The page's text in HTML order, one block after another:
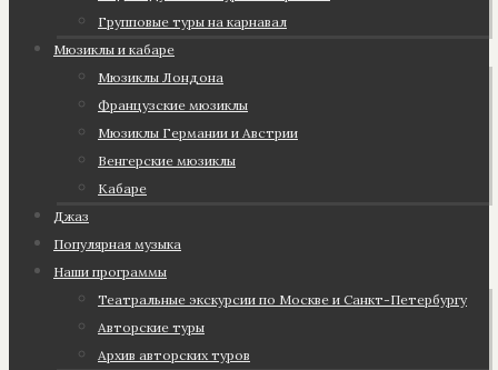
Групповые туры на карнавал
Мюзиклы и кабаре
Мюзиклы Лондона
Французские мюзиклы
Мюзиклы Германии и Австрии
Венгерские мюзиклы
Кабаре
Джаз
Популярная музыка
Наши программы
Театральные экскурсии по Москве и Санкт-Петербургу
Авторские туры
Архив авторских туров